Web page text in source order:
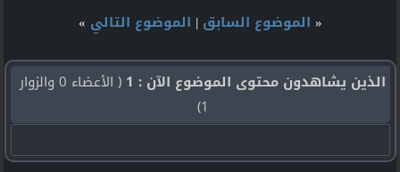
« الموضوع السابق | الموضوع التالي »
الذين يشاهدون محتوى الموضوع الآن : 1
( الأعضاء 0 والزوار
1)